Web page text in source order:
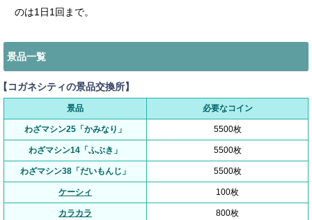
のは1日1回まで。
景品一覧
コガネシティの景品交換所】
景品 必要なコイン
わざマシン25「かみなり」 5500枚
わざマシン14「ふぶき」 5500枚
わざマシン38「だいもんじ」 5500枚
ケーシィ 100枚
カラカラ 800枚